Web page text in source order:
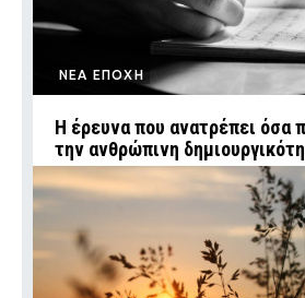
ΝΕΑ ΕΠΟΧΗ
Η έρευνα που ανατρέπει όσα
την ανθρώπινη